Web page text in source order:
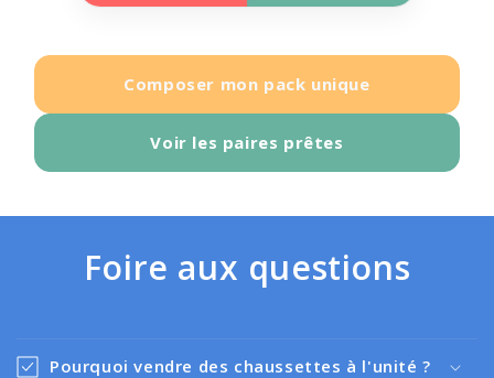
Composer mon pack unique
Voir les paires prêtes
Foire aux questions
Pourquoi vendre des chaussettes à l'unité ?